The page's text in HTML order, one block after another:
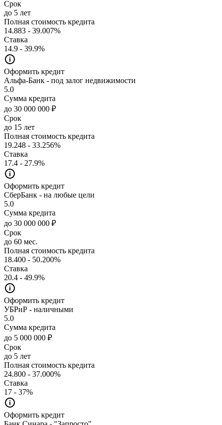
Срок
до 5 лет
Полная стоимость кредита
14.883 - 39.007%
Ставка
14.9 - 39.9%
Оформить кредит
Альфа-Банк - под залог недвижимости
5.0
Сумма кредита
до 30 000 000 ₽
Срок
до 15 лет
Полная стоимость кредита
19.248 - 33.256%
Ставка
17.4 - 27.9%
Оформить кредит
СберБанк - на любые цели
5.0
Сумма кредита
до 30 000 000 ₽
Срок
до 60 мес.
Полная стоимость кредита
18.400 - 50.200%
Ставка
20.4 - 49.9%
Оформить кредит
УБРиР - наличными
5.0
Сумма кредита
до 5 000 000 ₽
Срок
до 5 лет
Полная стоимость кредита
24.800 - 37.000%
Ставка
17 - 37%
Оформить кредит